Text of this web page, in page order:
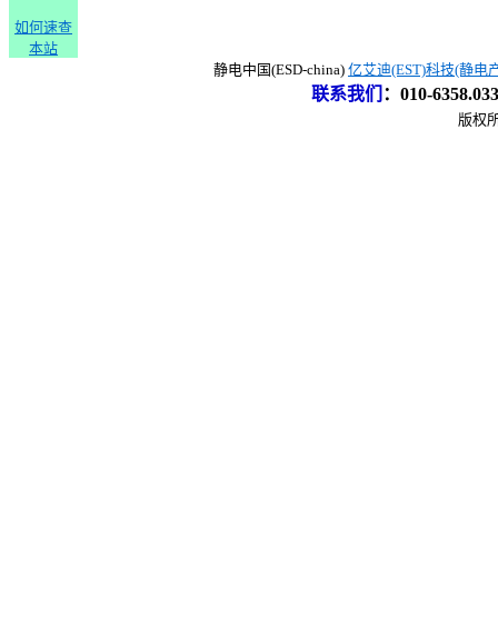
如何速查
本站
静电中国(ESD-china) 亿艾迪(EST)科技(静电
联系我们 ： 010-
版权